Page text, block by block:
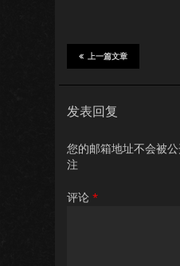
上一篇文章
发表回复
您的邮箱地址不会被公
注
评论 *